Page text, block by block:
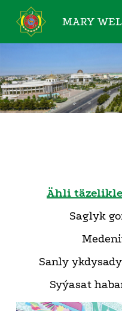
MARY
Ähli
Saglyk
Sanly
Syýasat